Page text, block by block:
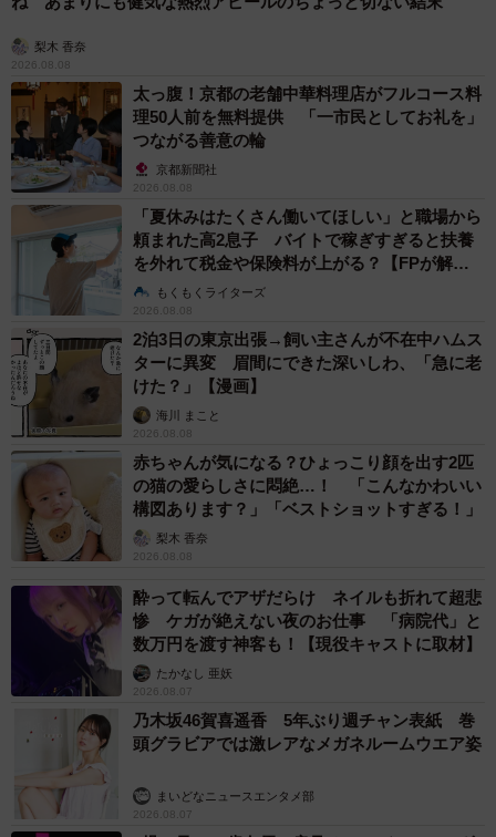
梨木 香奈
2026.08.08
太っ腹！京都の老舗中華料理店がフルコース料
理50人前を無料提供 「一市民としてお礼を」
つながる善意の輪
京都新聞社
2026.08.08
「夏休みはたくさん働いてほしい」と職場から
頼まれた高2息子 バイトで稼ぎすぎると扶養
を外れて税金や保険料が上がる？【FPが解
説】もくもくライターズ
2026.08.08
2泊3日の東京出張→飼い主さんが不在中ハムス
ターに異変 眉間にできた深いしわ、「急に老
けた？」【漫画】
海川 まこと
2026.08.08
赤ちゃんが気になる？ひょっこり顔を出す2匹
の猫の愛らしさに悶絶…！ 「こんなかわいい
構図あります？」「ベストショットすぎる！」
梨木 香奈
2026.08.08
酔って転んでアザだらけ ネイルも折れて超悲
惨 ケガが絶えない夜のお仕事 「病院代」と
数万円を渡す神客も！【現役キャストに取材】
たかなし 亜妖
2026.08.07
乃木坂46賀喜遥香 5年ぶり週チャン表紙 巻
頭グラビアでは激レアなメガネルームウエア姿
まいどなニュースエンタメ部
2026.08.07